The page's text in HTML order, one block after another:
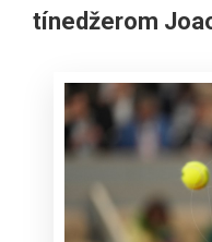
tínedžerom